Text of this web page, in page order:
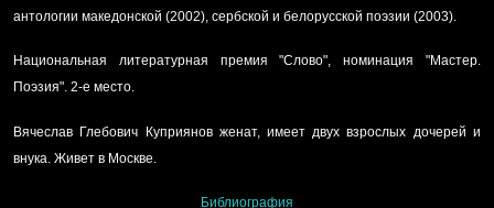
антологии македонской (2002), сербской и белорусской поэзии (2003).
Национальная литературная премия "Слово", номинация "Мастер.
Поэзия". 2-е место.
Вячеслав Глебович Куприянов женат, имеет двух взрослых дочерей и
внука. Живет в Москве.
Библиография